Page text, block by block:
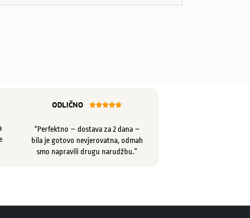
ODLIČNO 
“Perfektno – dostava za 2 dana –
bila je gotovo nevjerovatna, odmah
smo napravili drugu narudžbu.”